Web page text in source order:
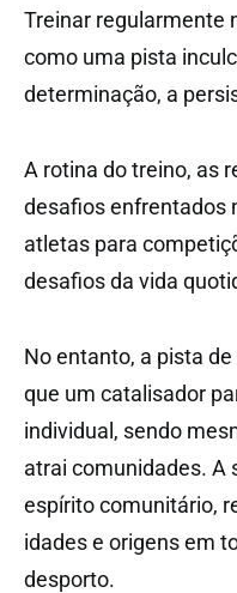
Treinar regularmente
como uma pista
determinação, a
A rotina do treino, as
desafios enfrentados
atletas para
desafios da vida
No entanto, a pista
que um catalisador
individual, sendo
atrai comunidades. A
espírito comunitário,
idades e origens em
desporto.